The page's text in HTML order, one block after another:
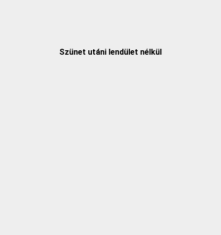
Szünet utáni lendület nélkül